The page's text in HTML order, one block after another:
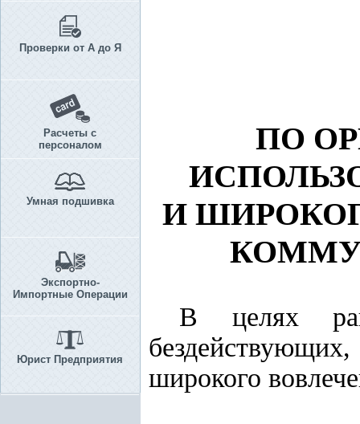
Проверки от А до Я
Расчеты с
персоналом
Умная подшивка
Экспортно-
Импортные Операции
Юрист Предприятия
ПО
И
В целях
широкого